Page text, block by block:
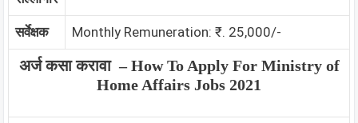
सर्वेक्षक Monthly Remuneration: ₹. 25,000/-
अर्ज कसा करावा – How To Apply For Ministry of
Home Affairs Jobs 2021